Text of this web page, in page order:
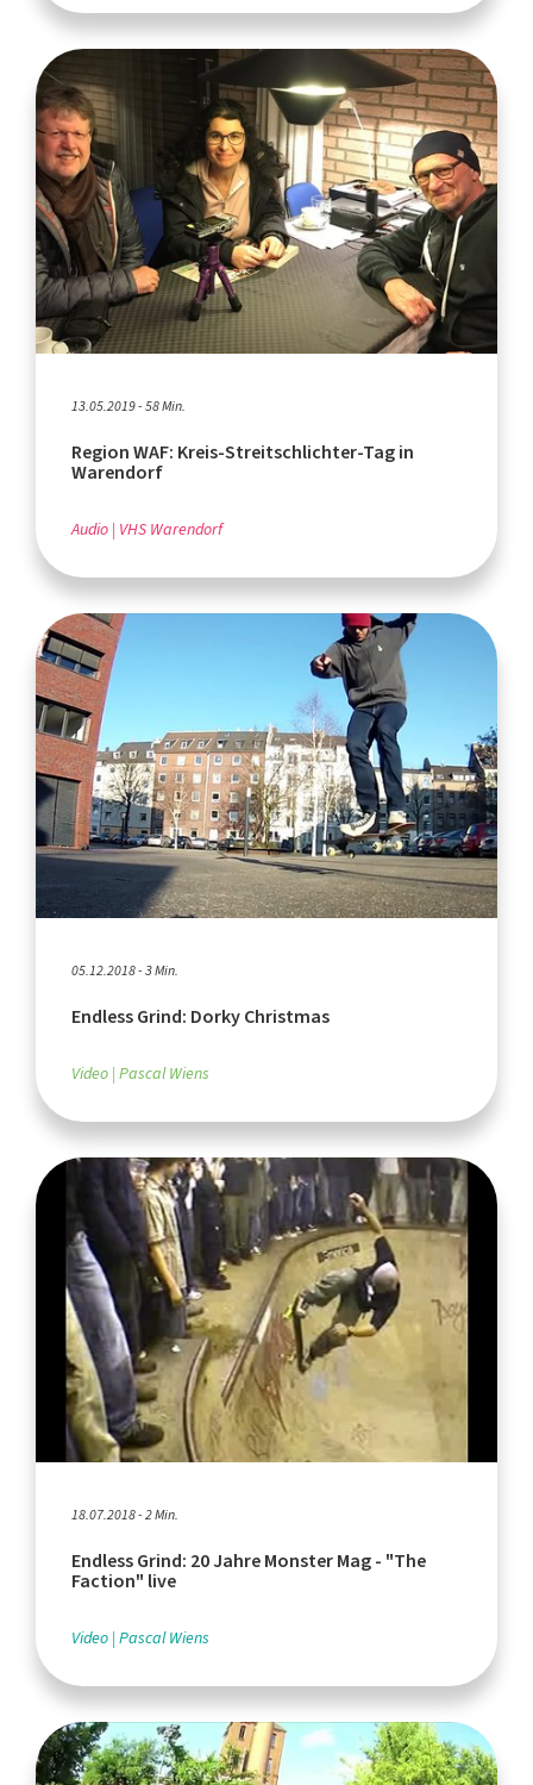
13.05.2019 - 58 Min.
Region WAF: Kreis-Streitschlichter-Tag in
Warendorf
Audio VHS Warendorf
05.12.2018 - 3 Min.
Endless Grind: Dorky Christmas
Video Pascal Wiens
18.07.2018 - 2 Min.
Endless Grind: 20 Jahre Monster Mag - "The
Faction" live
Video Pascal Wiens